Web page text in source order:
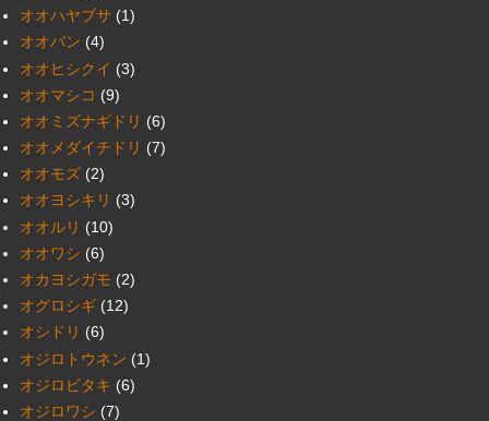
オオハヤブサ (1)
オオバン (4)
オオヒシクイ (3)
オオマシコ (9)
オオミズナギドリ (6)
オオメダイチドリ (7)
オオモズ (2)
オオヨシキリ (3)
オオルリ (10)
オオワシ (6)
オカヨシガモ (2)
オグロシギ (12)
オシドリ (6)
オジロトウネン (1)
オジロビタキ (6)
オジロワシ (7)